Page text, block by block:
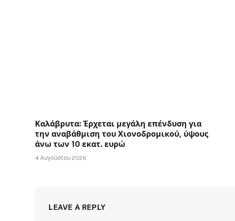
Καλάβρυτα: Έρχεται μεγάλη επένδυση για
την αναβάθμιση του Χιονοδρομικού, ύψους
άνω των 10 εκατ. ευρώ
4 Αυγούστου 2026
LEAVE A REPLY